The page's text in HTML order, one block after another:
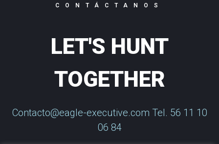
CONTÁCTANOS
LET'S HUNT
TOGETHER
Contacto@eagle-executive.com Tel. 56 11 10
06 84